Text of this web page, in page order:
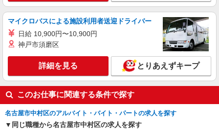
★原稿の不備チェック＠9月
愛知県名古屋市中村区／最寄駅：ささしまライ
ブ駅、名鉄名古屋駅 ●名駅から徒歩圏内★／大
須観音駅徒歩10分・名鉄山王駅徒歩15分
キープ 詳細を見る
派遣社員
パーソルテンプスタッフ株式会社 名古屋コーディネートセンタ
ー/26-0607744
［出社は週1日のみ！］教育体制あり★転職部
門でお仕事！メール中心の事務
マイクロバスによる施設利用者送迎ドライバー
日給 10,900円〜10,900円
神戸市須磨区
詳細を見る とりあえずキープ
このお仕事に関連する条件で探す
名古屋市中村区のアルバイト・バイト・パートの求人を探す
同じ職種から名古屋市中村区の求人を探す